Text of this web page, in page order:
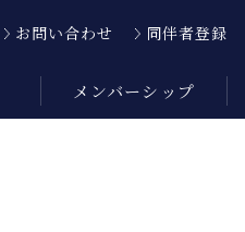
お問い合わせ 同伴者登録
メンバーシップ